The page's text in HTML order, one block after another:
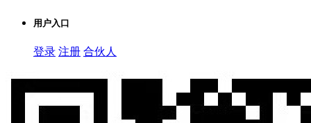
用户入口
登录 注册 合伙人